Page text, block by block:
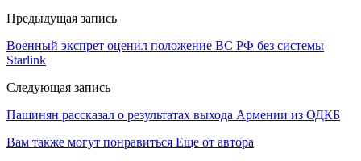
Предыдущая запись
Военный экспрет оценил положение ВС РФ без системы
Starlink
Следующая запись
Пашинян рассказал о результатах выхода Армении из ОДКБ
Вам также могут понравиться Еще от автора